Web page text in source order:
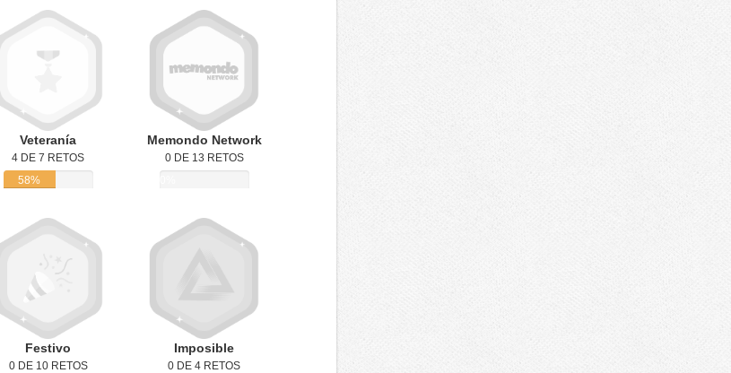
Veteranía
4 DE 7 RETOS
58%
Memondo Network
0 DE 13 RETOS
Festivo
0 DE 10 RETOS
Imposible
0 DE 4 RETOS